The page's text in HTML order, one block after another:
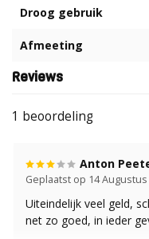
Droog gebruik
Afmeeting
Reviews
1 beoordeling
Anton
Geplaatst op 14 Augustus
Uiteindelijk veel geld,
net zo goed, in ieder